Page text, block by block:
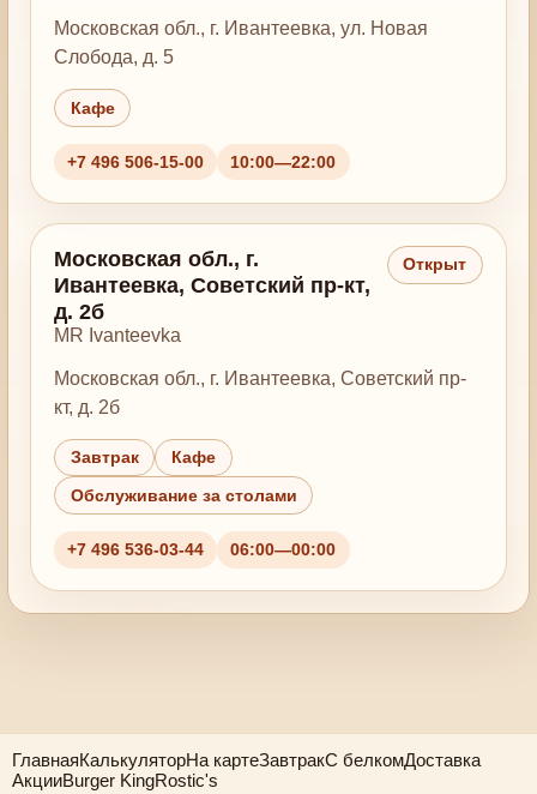
Московская обл., г. Ивантеевка, ул. Новая
Слобода, д. 5
Кафе
+7 496 506-15-00 10:00—22:00
Mосковская обл., г.
Ивантеевка, Советский пр-кт,
д. 2б
MR Ivanteevka
Открыт
Mосковская обл., г. Ивантеевка, Советский пр-
кт, д. 2б
Завтрак Кафе
Обслуживание за столами
+7 496 536-03-44 06:00—00:00
ГлавнаяКалькуляторНа картеЗавтракС белкомДоставка
АкцииBurger KingRostic's